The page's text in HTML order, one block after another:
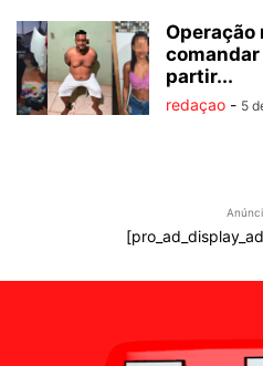
Operação
partir...
redaçao - 5